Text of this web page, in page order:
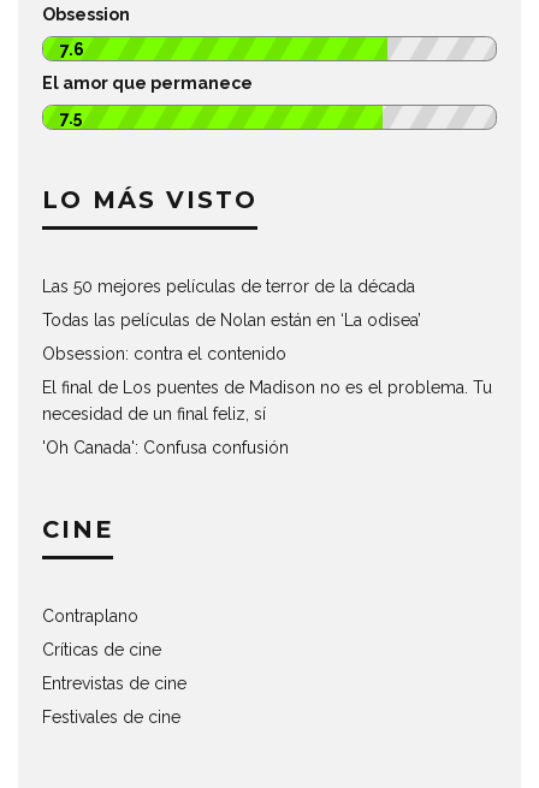
Obsession
7.6
El amor que permanece
7.5
LO MÁS VISTO
Las 50 mejores películas de terror de la década
Todas las películas de Nolan están en ‘La odisea’
Obsession: contra el contenido
El final de Los puentes de Madison no es el problema. Tu
necesidad de un final feliz, sí
'Oh Canada': Confusa confusión
CINE
Contraplano
Críticas de cine
Entrevistas de cine
Festivales de cine